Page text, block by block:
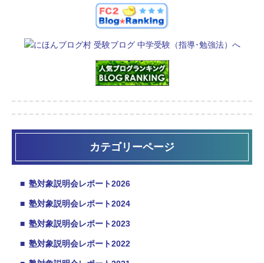
カテゴリーページ
■ 塾対象説明会レポート2026
■ 塾対象説明会レポート2024
■ 塾対象説明会レポート2023
■ 塾対象説明会レポート2022